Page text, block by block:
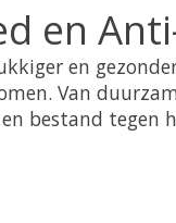
en
en
Van
bestand